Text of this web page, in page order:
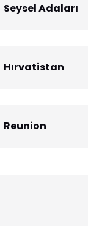
Seysel Adaları
Hırvatistan
Reunion